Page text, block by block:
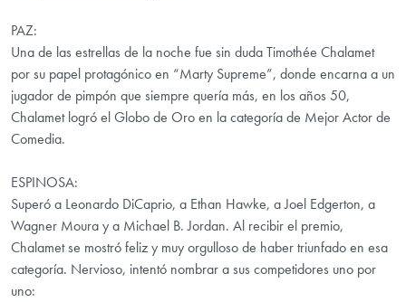
PAZ:
Una de las estrellas de la noche fue sin duda Timothée Chalamet
por su papel protagónico en “Marty Supreme”, donde encarna a un
jugador de pimpón que siempre quería más, en los años 50,
Chalamet logró el Globo de Oro en la categoría de Mejor Actor de
Comedia.
ESPINOSA:
Superó a Leonardo DiCaprio, a Ethan Hawke, a Joel Edgerton, a
Wagner Moura y a Michael B. Jordan. Al recibir el premio,
Chalamet se mostró feliz y muy orgulloso de haber triunfado en esa
categoría. Nervioso, intentó nombrar a sus competidores uno por
uno: